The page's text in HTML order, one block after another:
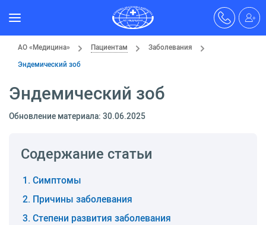
АО «Медицина» Пациентам
Заболевания
Эндемический зоб
Эндемический зоб
Обновление материала: 30.06.2025
Содержание статьи
Симптомы
Причины заболевания
Степени развития заболевания